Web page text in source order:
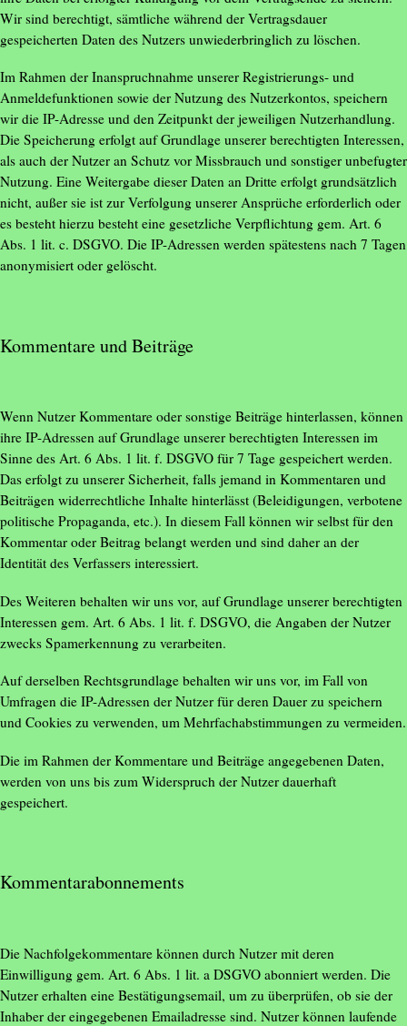
Wir sind berechtigt, sämtliche während der Vertragsdauer
gespeicherten Daten des Nutzers unwiederbringlich zu löschen.
Im Rahmen der Inanspruchnahme unserer Registrierungs- und
Anmeldefunktionen sowie der Nutzung des Nutzerkontos, speichern
wir die IP-Adresse und den Zeitpunkt der jeweiligen Nutzerhandlung.
Die Speicherung erfolgt auf Grundlage unserer berechtigten Interessen,
als auch der Nutzer an Schutz vor Missbrauch und sonstiger unbefugter
Nutzung. Eine Weitergabe dieser Daten an Dritte erfolgt grundsätzlich
nicht, außer sie ist zur Verfolgung unserer Ansprüche erforderlich oder
es besteht hierzu besteht eine gesetzliche Verpflichtung gem. Art. 6
Abs. 1 lit. c. DSGVO. Die IP-Adressen werden spätestens nach 7 Tagen
anonymisiert oder gelöscht.
Kommentare und Beiträge
Wenn Nutzer Kommentare oder sonstige Beiträge hinterlassen, können
ihre IP-Adressen auf Grundlage unserer berechtigten Interessen im
Sinne des Art. 6 Abs. 1 lit. f. DSGVO für 7 Tage gespeichert werden.
Das erfolgt zu unserer Sicherheit, falls jemand in Kommentaren und
Beiträgen widerrechtliche Inhalte hinterlässt (Beleidigungen, verbotene
politische Propaganda, etc.). In diesem Fall können wir selbst für den
Kommentar oder Beitrag belangt werden und sind daher an der
Identität des Verfassers interessiert.
Des Weiteren behalten wir uns vor, auf Grundlage unserer berechtigten
Interessen gem. Art. 6 Abs. 1 lit. f. DSGVO, die Angaben der Nutzer
zwecks Spamerkennung zu verarbeiten.
Auf derselben Rechtsgrundlage behalten wir uns vor, im Fall von
Umfragen die IP-Adressen der Nutzer für deren Dauer zu speichern
und Cookies zu verwenden, um Mehrfachabstimmungen zu vermeiden.
Die im Rahmen der Kommentare und Beiträge angegebenen Daten,
werden von uns bis zum Widerspruch der Nutzer dauerhaft
gespeichert.
Kommentarabonnements
Die Nachfolgekommentare können durch Nutzer mit deren
Einwilligung gem. Art. 6 Abs. 1 lit. a DSGVO abonniert werden. Die
Nutzer erhalten eine Bestätigungsemail, um zu überprüfen, ob sie der
Inhaber der eingegebenen Emailadresse sind. Nutzer können laufende